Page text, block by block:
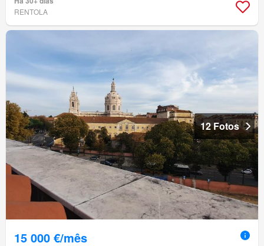
RENTOLA
12 Fotos
15 000 €/mês